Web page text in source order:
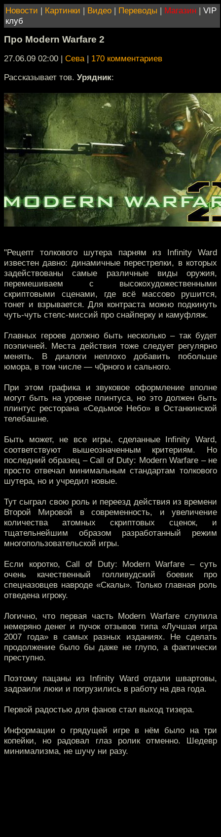
Новости | Картинки | Видео | Переводы | Магазин | VIP
клуб
Про Modern Warfare 2
27.06.09 02:00 | Сева| 170 комментариев
Рассказывает тов. Урядник:
"Рецепт толкового шутера парням из Infinity Ward
известен давно: динамичные перестрелки, в которых
задействованы самые различные виды оружия,
перемешиваем с высокохудожественными
скриптовыми сценами, где всё массово рушится,
тонет и взрывается. Для контраста можно подкинуть
чуть-чуть стелс-миссий про снайперку и камуфляж.
Главных героев должно быть несколько – так будет
поэпичней. Места действия тоже следует регулярно
менять. В диалоги неплохо добавить побольше
юмора, в том числе — ч0рного и сального.
При этом графика и звуковое оформление вполне
могут быть на уровне плинтуса, но это должен быть
плинтус ресторана «Седьмое Небо» в Останкинской
телебашне.
Быть может, не все игры, сделанные Infinity Ward,
соответствуют вышеозначенным критериям. Но
последний образец – Call of Duty: Modern Warfare – не
просто отвечал минимальным стандартам толкового
шутера, но и учредил новые.
Тут сыграл свою роль и переезд действия из времени
Второй Мировой в современность, и увеличение
количества атомных скриптовых сценок, и
тщательнейшим образом разработанный режим
многопользовательской игры.
Если коротко, Call of Duty: Modern Warfare – суть
очень качественный голливудский боевик про
спецназовцев навроде «Скалы». Только главная роль
отведена игроку.
Логично, что первая часть Modern Warfare слупила
немеряно денег и пучок отзывов типа «Лучшая игра
2007 года» в самых разных изданиях. Не сделать
продолжение было бы даже не глупо, а фактически
преступно.
Поэтому пацаны из Infinity Ward отдали швартовы,
задраили люки и погрузились в работу на два года.
Первой радостью для фанов стал выход тизера.
Информации о грядущей игре в нём было на три
копейки, но радовал глаз ролик отменно. Шедевр
минимализма, не шучу ни разу.